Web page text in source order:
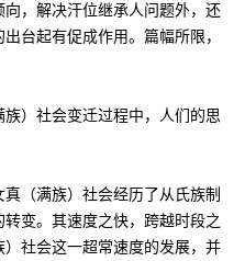
，解决汗位继承人问题外，还
台起有促成作用。篇幅所限，
）社会变迁过程中，人们的思
（满族）社会经历了从氏族制
变。其速度之快，跨越时段之
社会这一超常速度的发展，并